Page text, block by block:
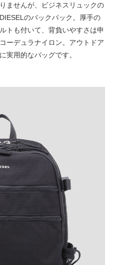
ませんが、ビジネスリュックの
のバックパック。厚手の
トも付いて、背負いやすさは申
ーデュラナイロン。アウトドア
実用的なバッグです。